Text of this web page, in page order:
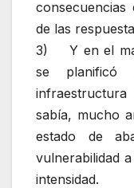
de las
3) Y en el
se planificó
sabía, mucho
estado de
vulnerabilidad
intensidad.